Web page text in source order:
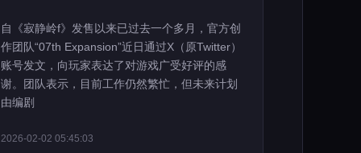
自《寂静岭f》发售以来已过去一个多月，官方创
作团队“07th Expansion”近日通过X（原Twitter）
账号发文，向玩家表达了对游戏广受好评的感
谢。团队表示，目前工作仍然繁忙，但未来计划
由编剧
2026-02-02 05:45:03